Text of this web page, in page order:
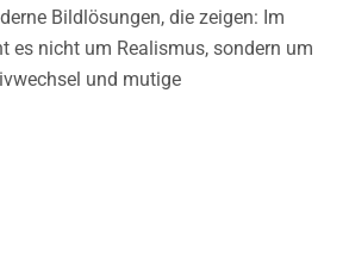
Bildlösungen, die zeigen: Im
es nicht um Realismus, sondern um
und mutige